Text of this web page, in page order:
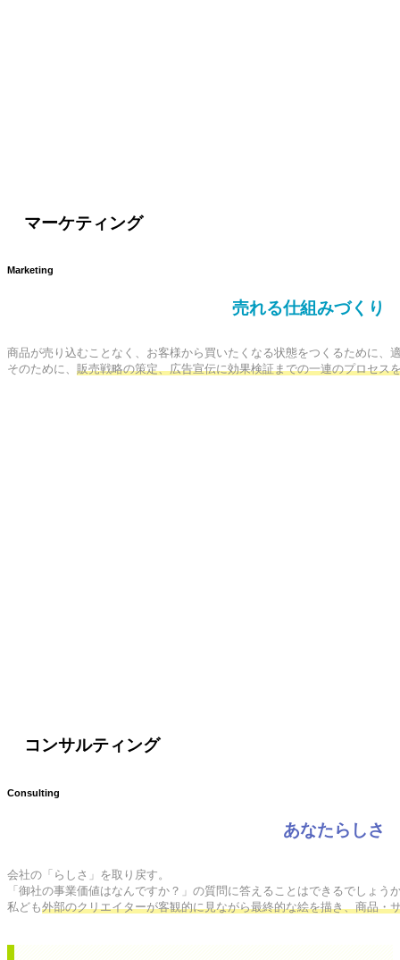
マーケティング
Marketing
売れる仕組みづくり
商品が売り込むことなく、お客様から買いたくなる状態をつくるために
そのために、 販売戦略の策定、広告宣伝に効果検証までの一連のプロセス
コンサルティング
Consulting
あなたらしさ
会社の「らしさ」を取り戻す。
「御社の事業価値はなんですか？」の質問に答えることはできるでしょう
私ども外部のクリエイターが客観的に見ながら最終的な絵を描き、商品・